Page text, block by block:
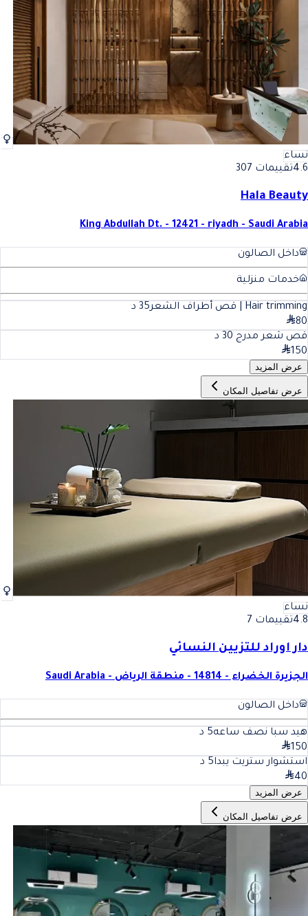
نساء
4.6تقييمات 307
Hala Beauty
King Abdullah Dt. - 12421 - riyadh - Saudi Arabia
داخل الصالون
خدمات منزلية
Hair trimming | قص أطراف الشعر 35 د
80
قص شعر مدرج 30 د
150
عرض المزيد
عرض تفاصيل المكان
نساء
4.8تقييمات 7
دار اوراد للتزيين النسائي
الجزيرة الخضراء - 14814 - منطقة الرياض - Saudi Arabia
داخل الصالون
هيد سبا نصف ساعه5 د
150
استشوار ستريت يبدا5 د
40
عرض المزيد
عرض تفاصيل المكان